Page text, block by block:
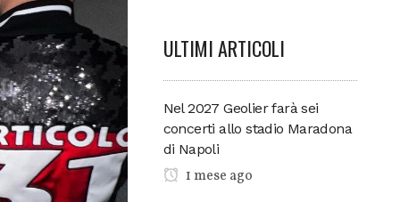
ULTIMI ARTICOLI
Nel 2027 Geolier farà sei
concerti allo stadio Maradona
di Napoli
1 mese ago